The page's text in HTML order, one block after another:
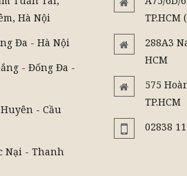
Hà Nội
Đa - Hà Nội
- Đống Đa -
- Cầu
Nại - Thanh
288A3
HCM
575
TP.HCM
02838